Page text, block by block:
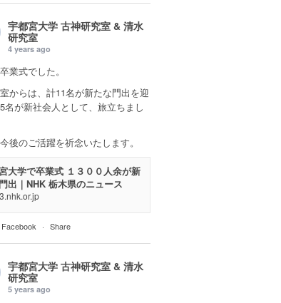
宇都宮大学 古神研究室 & 清水
研究室
4 years ago
業式でした。
からは、計11名が新たな門出を迎
名が新社会人として、旅立ちまし
後のご活躍を祈念いたします。
大学で卒業式 １３００人余が新
出｜NHK 栃木県のニュース
· Share
宇都宮大学 古神研究室 & 清水
研究室
5 years ago